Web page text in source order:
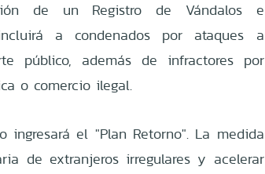
de un Registro de Vándalos e
a condenados por ataques a
público, además de infractores por
o comercio ilegal.
ingresará el "Plan Retorno". La medida
de extranjeros irregulares y acelerar